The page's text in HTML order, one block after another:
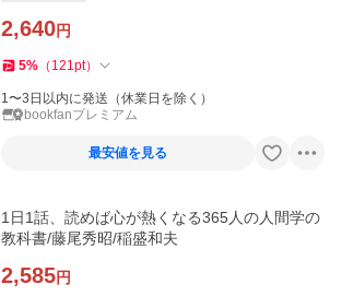
2,640円
5% （ 121pt）
1〜3日以内に発送（休業日を除く）
bookfanプレミアム
最安値を見る
1日1話、読めば心が熱くなる365人の人間学の
教科書/藤尾秀昭/稲盛和夫
2,585円